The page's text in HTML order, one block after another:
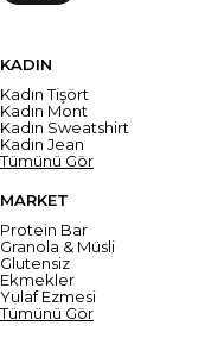
KADIN
Kadın Tişört
Kadın Mont
Kadın Sweatshirt
Kadın Jean
Tümünü Gör
MARKET
Protein Bar
Granola & Müsli
Glutensiz
Ekmekler
Yulaf Ezmesi
Tümünü Gör